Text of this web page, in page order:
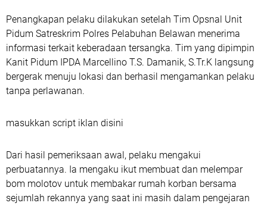
Penangkapan pelaku dilakukan setelah Tim Opsnal Unit
Pidum Satreskrim Polres Pelabuhan Belawan menerima
informasi terkait keberadaan tersangka. Tim yang dipimpin
Kanit Pidum IPDA Marcellino T.S. Damanik, S.Tr.K langsung
bergerak menuju lokasi dan berhasil mengamankan pelaku
tanpa perlawanan.
masukkan script iklan disini
Dari hasil pemeriksaan awal, pelaku mengakui
perbuatannya. Ia mengaku ikut membuat dan melempar
bom molotov untuk membakar rumah korban bersama
sejumlah rekannya yang saat ini masih dalam pengejaran